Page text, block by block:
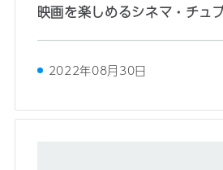
映画を楽しめるシネマ・チュ
2022年08月30日